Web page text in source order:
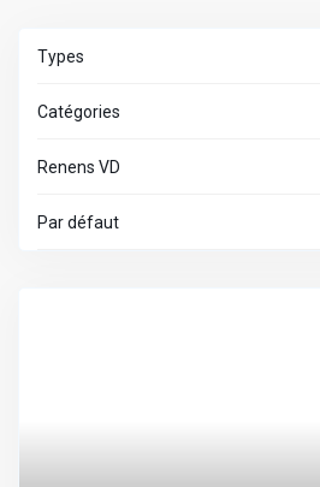
Types
Catégories
Renens VD
Par défaut